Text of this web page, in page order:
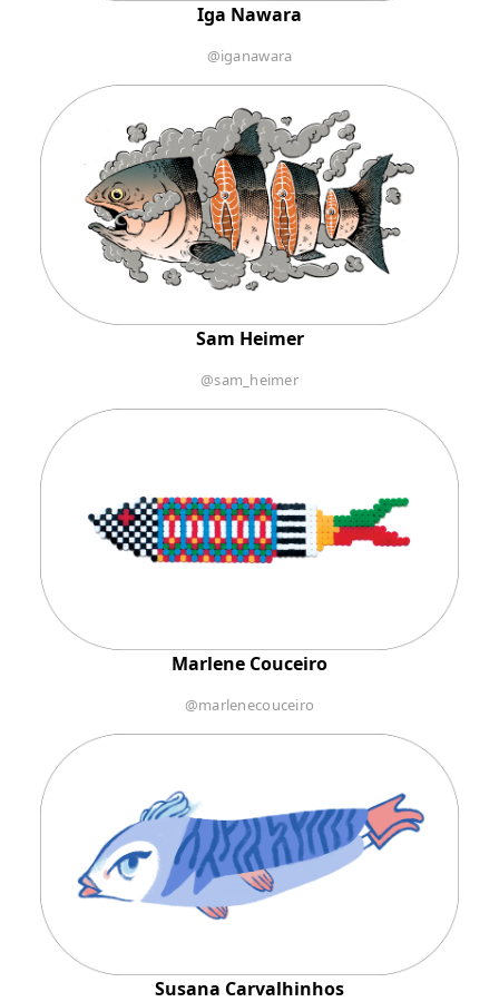
Iga Nawara
@iganawara
Sam Heimer
@sam_heimer
Marlene Couceiro
@marlenecouceiro
Susana Carvalhinhos